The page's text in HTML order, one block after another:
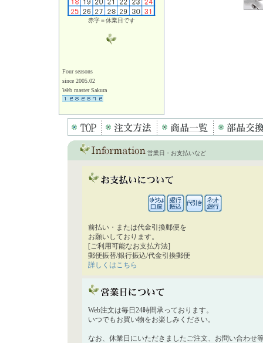
赤字＝休業日です
Four seasons
since 2005.02
Web master Sakura
営業日・お支払いなど
前払い・または代金引換郵便を
お願いしております。
[ご利用可能なお支払方法]
郵便振替/銀行振込/代金引換郵便
詳しくはこちら
Web注文は毎日24時間承っております。
いつでもお買い物をお楽しみください。
なお、休業日にいただきましたご注文、お問い合わせ